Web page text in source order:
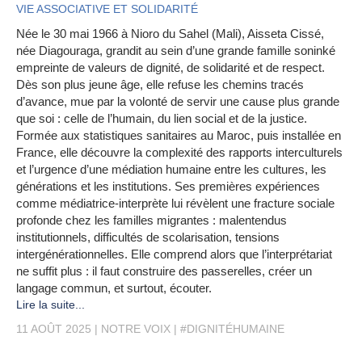
VIE ASSOCIATIVE ET SOLIDARITÉ
Née le 30 mai 1966 à Nioro du Sahel (Mali), Aisseta Cissé,
née Diagouraga, grandit au sein d’une grande famille soninké
empreinte de valeurs de dignité, de solidarité et de respect.
Dès son plus jeune âge, elle refuse les chemins tracés
d’avance, mue par la volonté de servir une cause plus grande
que soi : celle de l’humain, du lien social et de la justice.
Formée aux statistiques sanitaires au Maroc, puis installée en
France, elle découvre la complexité des rapports interculturels
et l’urgence d’une médiation humaine entre les cultures, les
générations et les institutions. Ses premières expériences
comme médiatrice-interprète lui révèlent une fracture sociale
profonde chez les familles migrantes : malentendus
institutionnels, difficultés de scolarisation, tensions
intergénérationnelles. Elle comprend alors que l’interprétariat
ne suffit plus : il faut construire des passerelles, créer un
langage commun, et surtout, écouter.
Lire la suite...
11 AOÛT 2025
NOTRE VOIX #DIGNITÉHUMAINE